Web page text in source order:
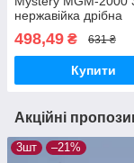
нержавійка дрібна
498,49 ₴ 631 ₴
Купити
Акційні
3шт –21%